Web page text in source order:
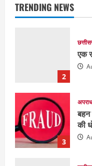
TRENDING NEWS
1
2
एक
3
बहन
की